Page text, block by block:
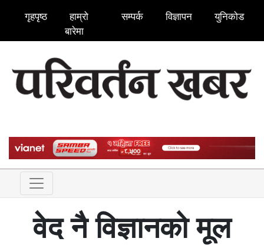
गृहपृष्ठ
हाम्रो
बारेमा
सम्पर्क विज्ञापन युनिकोड
वेद नै विज्ञानको मूल